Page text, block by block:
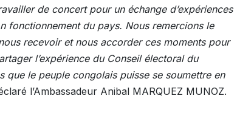
de concert pour un échange d’expériences
fonctionnement du pays. Nous remercions le
recevoir et nous accorder ces moments pour
l’expérience du Conseil électoral du
que le peuple congolais puisse se soumettre en
l’Ambassadeur Anibal MARQUEZ MUNOZ.